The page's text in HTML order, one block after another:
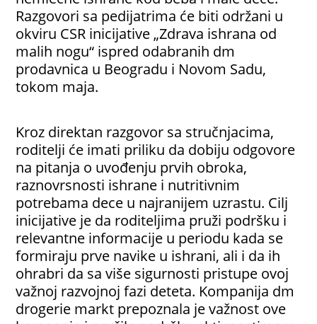
Razgovori sa pedijatrima će biti održani u
okviru CSR inicijative „Zdrava ishrana od
malih nogu“ ispred odabranih dm
prodavnica u Beogradu i Novom Sadu,
tokom maja.
Kroz direktan razgovor sa stručnjacima,
roditelji će imati priliku da dobiju odgovore
na pitanja o uvođenju prvih obroka,
raznovrsnosti ishrane i nutritivnim
potrebama dece u najranijem uzrastu. Cilj
inicijative je da roditeljima pruži podršku i
relevantne informacije u periodu kada se
formiraju prve navike u ishrani, ali i da ih
ohrabri da sa više sigurnosti pristupe ovoj
važnoj razvojnoj fazi deteta. Kompanija dm
drogerie markt prepoznala je važnost ove